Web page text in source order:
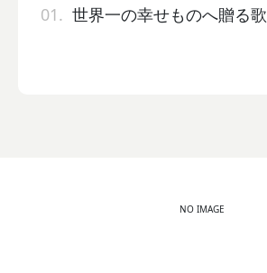
01. 世界一の幸せものへ贈る歌
NO IMAGE